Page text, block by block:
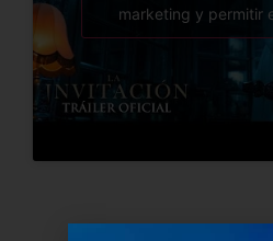
marketing y permitir